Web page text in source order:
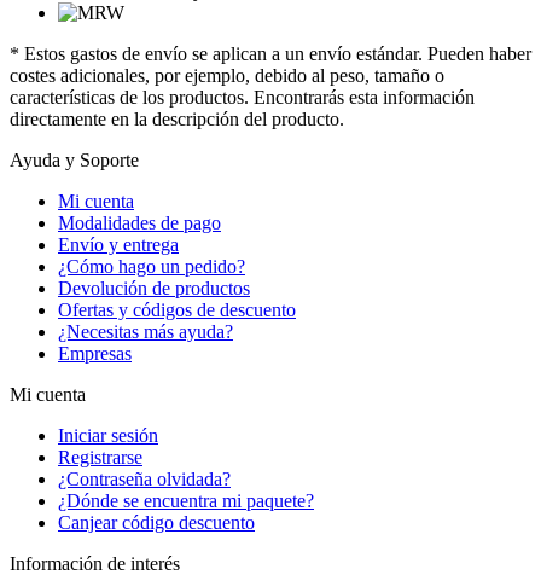
* Estos gastos de envío se aplican a un envío estándar. Pueden haber
costes adicionales, por ejemplo, debido al peso, tamaño o
características de los productos. Encontrarás esta información
directamente en la descripción del producto.
Ayuda y Soporte
Mi cuenta
Modalidades de pago
Envío y entrega
¿Cómo hago un pedido?
Devolución de productos
Ofertas y códigos de descuento
¿Necesitas más ayuda?
Empresas
Mi cuenta
Iniciar sesión
Registrarse
¿Contraseña olvidada?
¿Dónde se encuentra mi paquete?
Canjear código descuento
Información de interés